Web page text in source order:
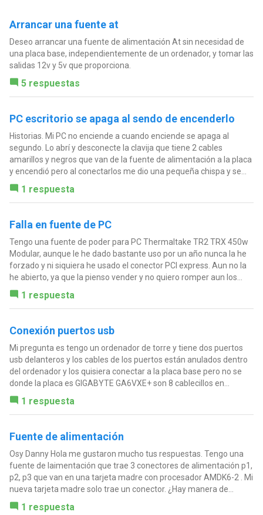
Arrancar una fuente at
Deseo arrancar una fuente de alimentación At sin necesidad de
una placa base, independientemente de un ordenador, y tomar las
salidas 12v y 5v que proporciona.
5 respuestas
PC escritorio se apaga al sendo de encenderlo
Historias. Mi PC no enciende a cuando enciende se apaga al
segundo. Lo abrí y desconecte la clavija que tiene 2 cables
amarillos y negros que van de la fuente de alimentación a la placa
y encendió pero al conectarlos me dio una pequeña chispa y se...
1 respuesta
Falla en fuente de PC
Tengo una fuente de poder para PC Thermaltake TR2 TRX 450w
Modular, aunque le he dado bastante uso por un año nunca la he
forzado y ni siquiera he usado el conector PCI express. Aun no la
he abierto, ya que la pienso vender y no quiero romper aun los...
1 respuesta
Conexión puertos usb
Mi pregunta es tengo un ordenador de torre y tiene dos puertos
usb delanteros y los cables de los puertos están anulados dentro
del ordenador y los quisiera conectar a la placa base pero no se
donde la placa es GIGABYTE GA6VXE+ son 8 cablecillos en...
1 respuesta
Fuente de alimentación
Osy Danny Hola me gustaron mucho tus respuestas. Tengo una
fuente de laimentación que trae 3 conectores de alimentación p1,
p2, p3 que van en una tarjeta madre con procesador AMDK6-2 . Mi
nueva tarjeta madre solo trae un conector. ¿Hay manera de...
1 respuesta